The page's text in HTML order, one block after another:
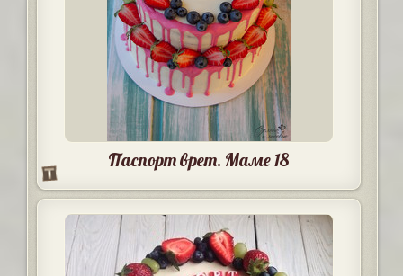
Паспорт врет. Маме 18